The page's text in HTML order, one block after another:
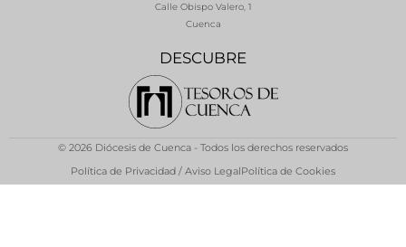
DESCUBRE
Calle Obispo Valero, 1
Cuenca
© 2026 Diócesis de Cuenca - Todos los derechos reservados
Política de Privacidad / Aviso LegalPolítica de Cookies